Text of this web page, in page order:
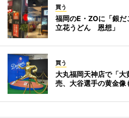
買う
福岡のE・ZOに「銀
立花うどん 恩想」
買う
大丸福岡天神店で「
売、大谷選手の黄金像